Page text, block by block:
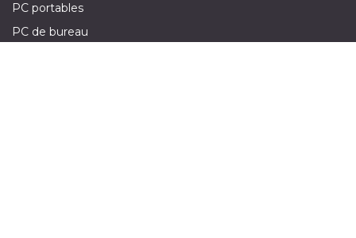
PC portables
PC de bureau